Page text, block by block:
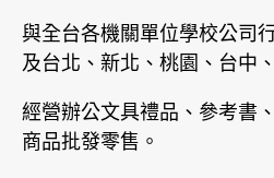
與全台各機關單位學校公司
及台北、新北、桃園、台中
經營辦公文具禮品、參考書
商品批發零售。